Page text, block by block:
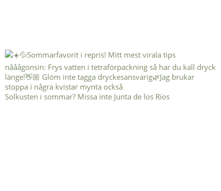
Solkusten i sommar? Missa inte Junta de los Ríos